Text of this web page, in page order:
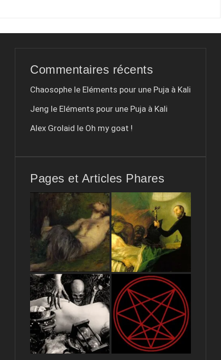
Commentaires récents
Chaosophe le Eléments pour une Puja à Kali
Jeng le Eléments pour une Puja à Kali
Alex Grolaid le Oh my goat !
Pages et Articles Phares